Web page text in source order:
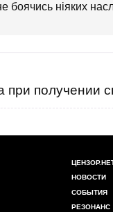
ніяких
получении
НОВОСТИ
СОБЫТИЯ
РЕЗОНАНС